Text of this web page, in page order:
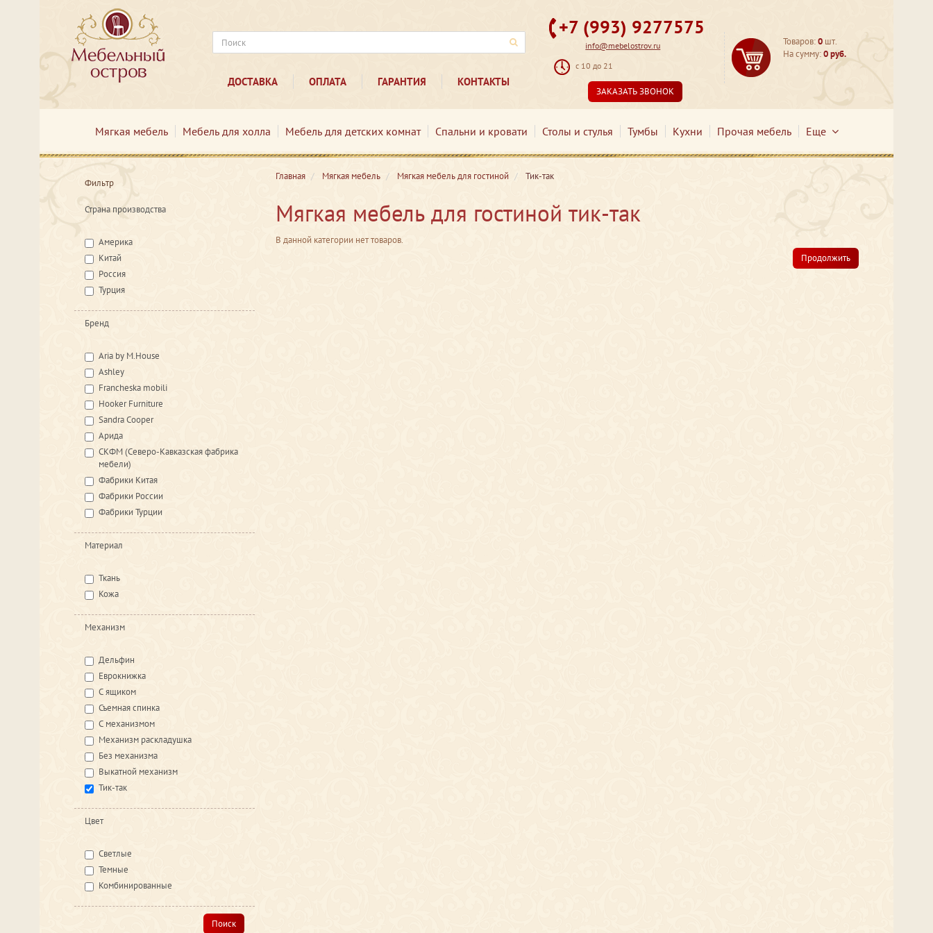
ДОСТАВКА ОПЛАТА ГАРАНТИЯ КОНТАКТЫ
+7 (993) 9277575
info@mebelostrov.ru
с 10 до 21
ЗАКАЗАТЬ ЗВОНОК
Товаров:0 шт.
На сумму:0 руб.
Мягкая мебель Мебель для холла Мебель для детских комнат Спальни и кровати Столы и стулья Тумбы Кухни Прочая мебель Еще
Фильтр
Страна производства
Америка
Китай
Россия
Турция
Бренд
Aria by M.House
Ashley
Francheska mobili
Hooker Furniture
Sandra Cooper
Арида
СКФМ (Северо-Кавказская фабрика
мебели)
Фабрики Китая
Фабрики России
Фабрики Турции
Материал
Ткань
Кожа
Механизм
Дельфин
Еврокнижка
С ящиком
Съемная спинка
С механизмом
Механизм раскладушка
Без механизма
Выкатной механизм
Тик-так
Цвет
Светлые
Темные
Комбинированные
Поиск
Главная Мягкая мебель Мягкая мебель для гостиной Тик-так
Мягкая мебель для гостиной тик-так
В данной категории нет товаров.
Продолжить